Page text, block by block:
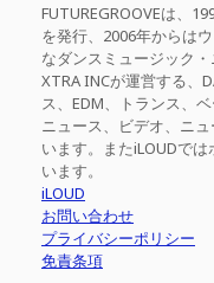
FUTUREGROOVEは、
を発行、2006年からは
なダンスミュージック・
XTRA INCが運営する、
ス、EDM、トランス、
ニュース、ビデオ、ニ
います。またiLOUDで
います。
iLOUD
お問い合わせ
プライバシーポリシー
免責条項